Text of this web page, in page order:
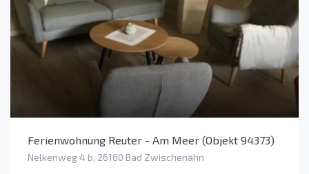
Ferienwohnung Reuter - Am Meer (Objekt 94373)
Nelkenweg 4 b, 26160 Bad Zwischenahn